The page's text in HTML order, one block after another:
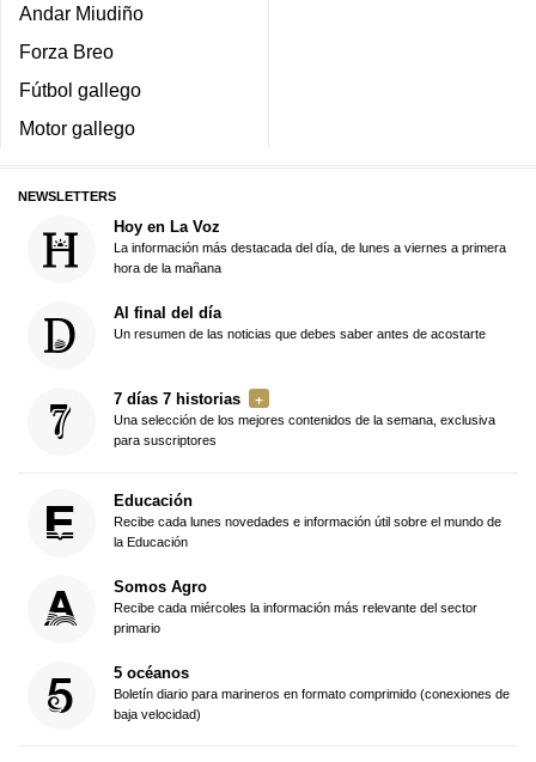
Andar Miudiño
Forza Breo
Fútbol gallego
Motor gallego
NEWSLETTERS
Hoy en La Voz
La información más destacada del día, de lunes a viernes a primera
hora de la mañana
Al final del día
Un resumen de las noticias que debes saber antes de acostarte
7 días 7 historias
Una selección de los mejores contenidos de la semana, exclusiva
para suscriptores
Educación
Recibe cada lunes novedades e información útil sobre el mundo de
la Educación
Somos Agro
Recibe cada miércoles la información más relevante del sector
primario
5 océanos
Boletín diario para marineros en formato comprimido (conexiones de
baja velocidad)